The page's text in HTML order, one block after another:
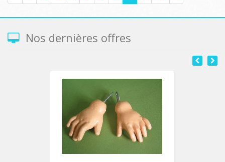
Nos dernières offres